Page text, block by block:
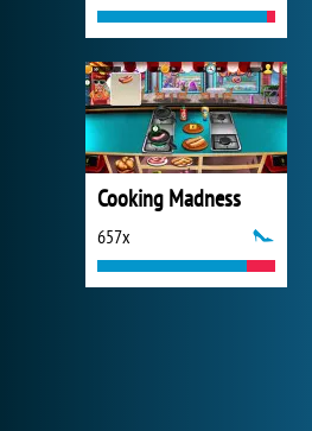
Cooking Madness
657x